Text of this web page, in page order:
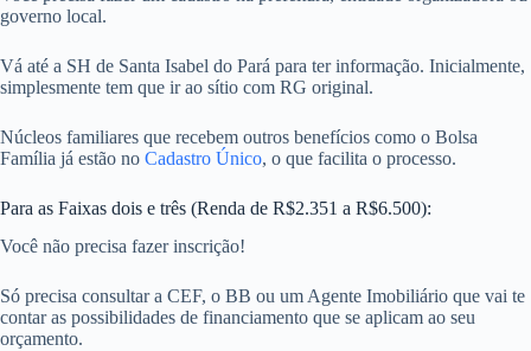
governo local.
Vá até a SH de Santa Isabel do Pará para ter informação. Inicialmente,
simplesmente tem que ir ao sítio com RG original.
Núcleos familiares que recebem outros benefícios como o Bolsa
Família já estão no Cadastro Único, o que facilita o processo.
Para as Faixas dois e três (Renda de R$2.351 a R$6.500):
Você não precisa fazer inscrição!
Só precisa consultar a CEF, o BB ou um Agente Imobiliário que vai te
contar as possibilidades de financiamento que se aplicam ao seu
orçamento.